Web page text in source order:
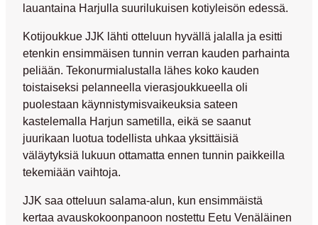
lauantaina Harjulla suurilukuisen kotiyleisön edessä.
Kotijoukkue JJK lähti otteluun hyvällä jalalla ja esitti
etenkin ensimmäisen tunnin verran kauden parhainta
peliään. Tekonurmialustalla lähes koko kauden
toistaiseksi pelanneella vierasjoukkueella oli
puolestaan käynnistymisvaikeuksia sateen
kastelemalla Harjun sametilla, eikä se saanut
juurikaan luotua todellista uhkaa yksittäisiä
väläytyksiä lukuun ottamatta ennen tunnin paikkeilla
tekemiään vaihtoja.
JJK saa otteluun salama-alun, kun ensimmäistä
kertaa avauskokoonpanoon nostettu Eetu Venäläinen